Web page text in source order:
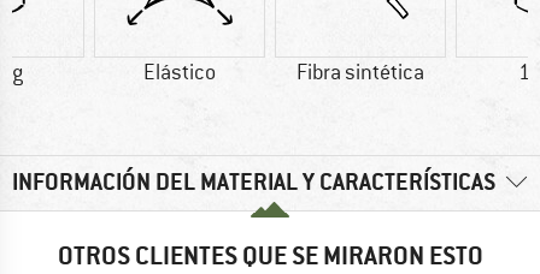
g Elástico Fibra sintética
INFORMACIÓN DEL MATERIAL Y CARACTERÍSTICAS
OTROS CLIENTES QUE SE MIRARON ESTO